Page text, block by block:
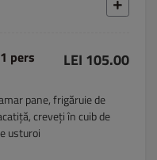
pers LEI 105.00
pane, frigăruie de
creveți în cuib de
usturoi